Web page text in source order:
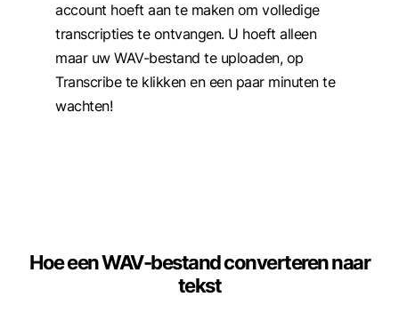
account hoeft aan te maken om volledige
transcripties te ontvangen. U hoeft alleen
maar uw WAV-bestand te uploaden, op
Transcribe te klikken en een paar minuten te
wachten!
Hoe een WAV-bestand converteren naar
tekst